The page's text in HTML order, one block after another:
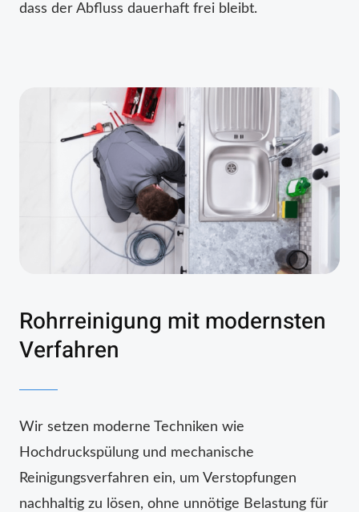
dass der Abfluss dauerhaft frei bleibt.
Rohrreinigung mit modernsten
Verfahren
Wir setzen moderne Techniken wie
Hochdruckspülung und mechanische
Reinigungsverfahren ein, um Verstopfungen
nachhaltig zu lösen, ohne unnötige Belastung für